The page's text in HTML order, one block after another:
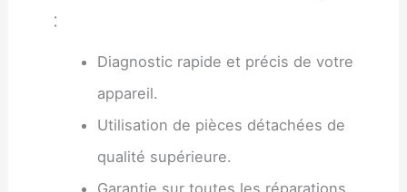
:
Diagnostic rapide et précis de votre
appareil.
Utilisation de pièces détachées de
qualité supérieure.